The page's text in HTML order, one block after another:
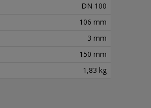
DN 100
106 mm
3 mm
150 mm
1,83 kg